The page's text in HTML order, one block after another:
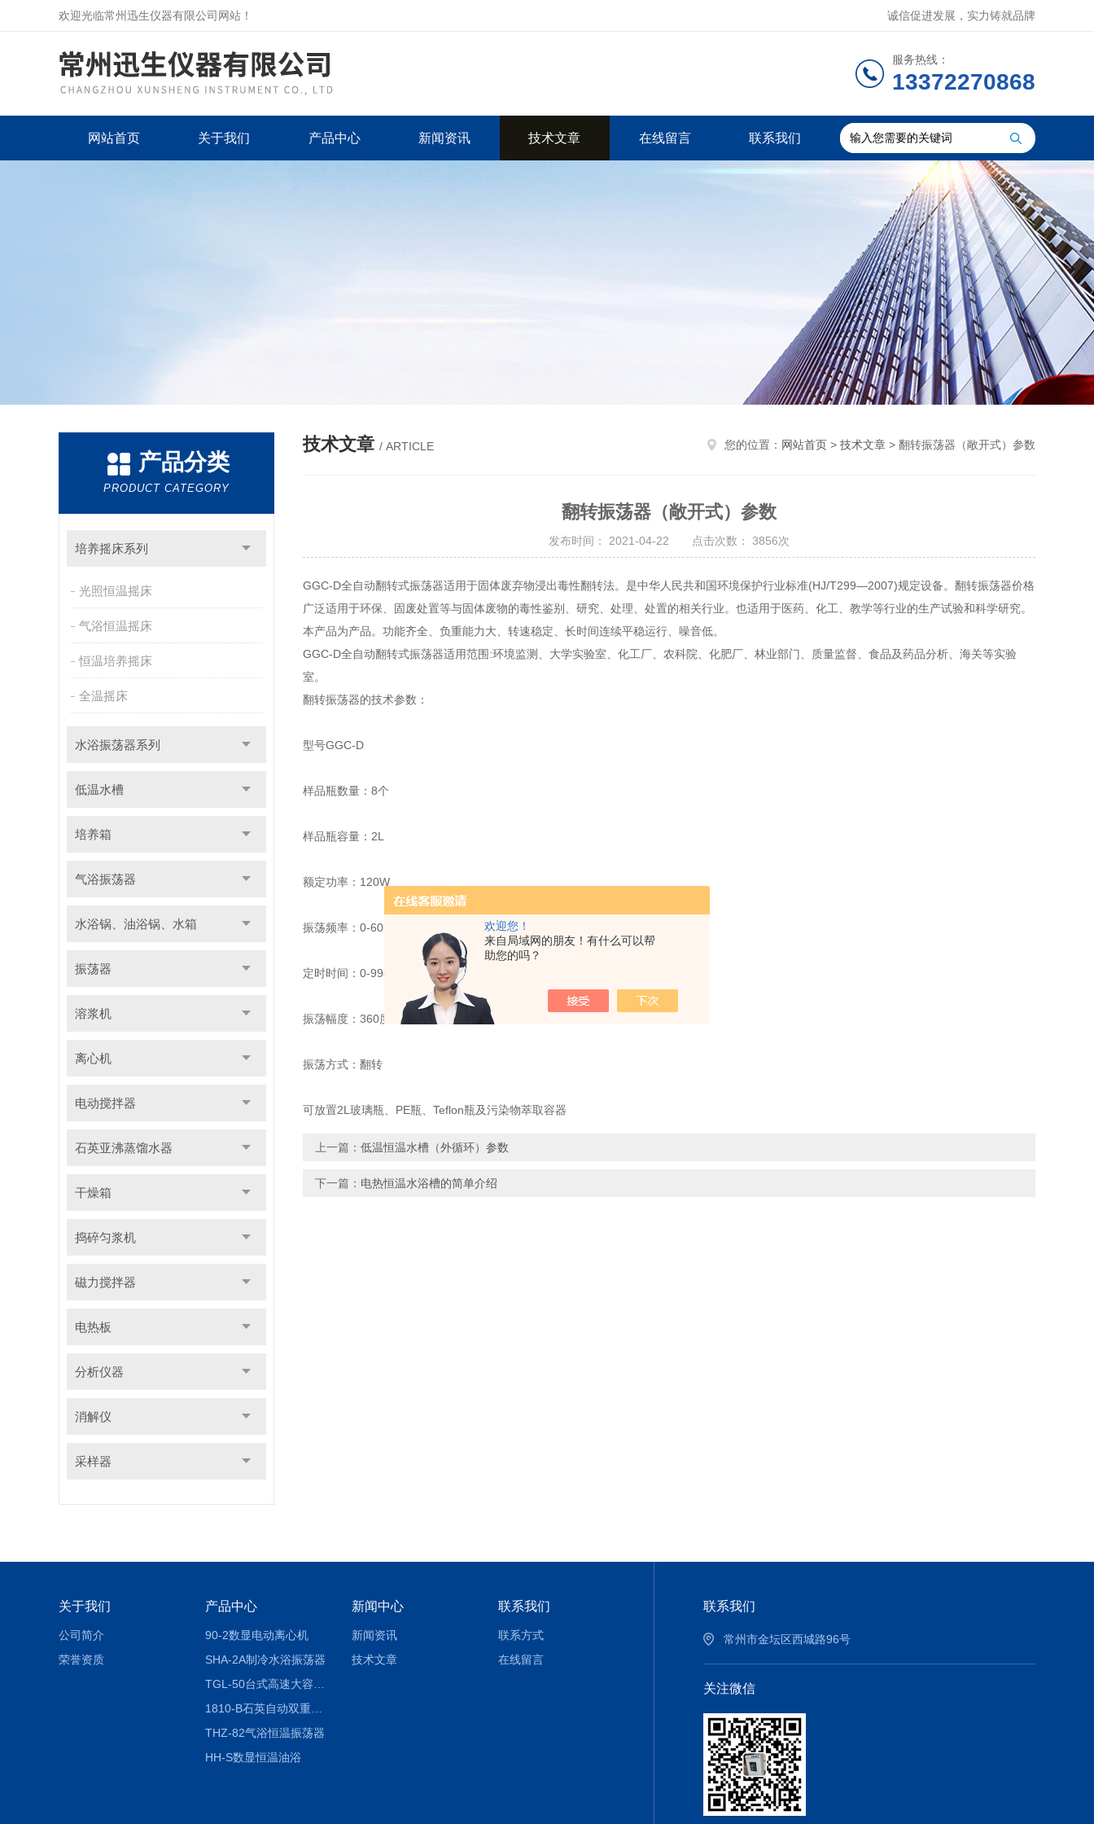
欢迎您！
来自局域网的朋友！有什么可以帮
助您的吗？
欢迎光临常州迅生仪器有限公司网站！ 诚信促进发展，实力铸就品牌
服务热线：
13372270868
网站首页 关于我们 产品中心 新闻资讯 技术文章 在线留言 联系我们
产品分类
PRODUCT CATEGORY
培养摇床系列
光照恒温摇床
气浴恒温摇床
恒温培养摇床
全温摇床
水浴振荡器系列
低温水槽
培养箱
气浴振荡器
水浴锅、油浴锅、水箱
振荡器
溶浆机
离心机
电动搅拌器
石英亚沸蒸馏水器
干燥箱
捣碎匀浆机
磁力搅拌器
电热板
分析仪器
消解仪
采样器
技术文章 / ARTICLE 您的位置： 网站首页 > 技术文章 > 翻转振荡器（敞开式）参数
翻转振荡器（敞开式）参数
发布时间： 2021-04-22 点击次数： 3856次
GGC-D全自动翻转式振荡器适用于固体废弃物浸出毒性翻转法。是中华人民共和国环境保护行业标准(HJ/T299—2007)规定设备。翻转振荡器价格
广泛适用于环保、固废处置等与固体废物的毒性鉴别、研究、处理、处置的相关行业。也适用于医药、化工、教学等行业的生产试验和科学研究。
本产品为产品。功能齐全、负重能力大、转速稳定、长时间连续平稳运行、噪音低。
GGC-D全自动翻转式振荡器适用范围:环境监测、大学实验室、化工厂、农科院、化肥厂、林业部门、质量监督、食品及药品分析、海关等实验
室。
翻转振荡器的技术参数：
型号GGC-D
样品瓶数量：8个
样品瓶容量：2L
额定功率：120W
振荡频率：0-60次/min 恒速控制
定时时间：0-99小时
振荡幅度：360度翻转
振荡方式：翻转
可放置2L玻璃瓶、PE瓶、Teflon瓶及污染物萃取容器
上一篇： 低温恒温水槽（外循环）参数
下一篇： 电热恒温水浴槽的简单介绍
关于我们
公司简介
荣誉资质
产品中心
90-2数显电动离心机
SHA-2A制冷水浴振荡器
1810-B石英自动双重纯水蒸馏水器
THZ-82气浴恒温振荡器
HH-S数显恒温油浴
新闻中心
新闻资讯
技术文章
联系我们
联系方式
在线留言
联系我们
常州市金坛区西城路96号
关注微信